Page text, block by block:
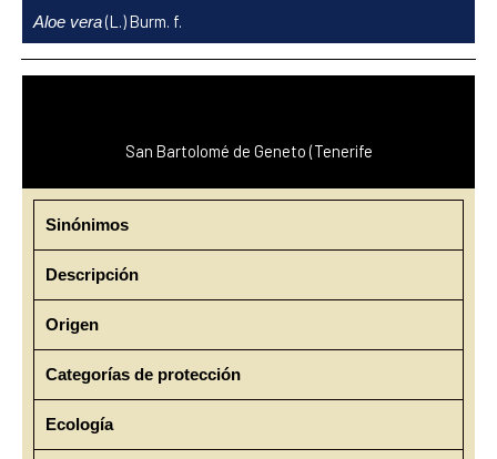
contenido
Aloe vera(L.) Burm. f.
San Bartolomé de Geneto (Tenerife
Sinónimos
Descripción
Origen
Categorías de protección
Ecología